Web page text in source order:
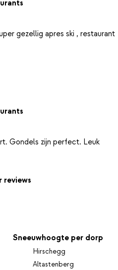
gezellig apres ski , restaurant
Gondels zijn perfect. Leuk
reviews
Sneeuwhoogte per dorp
Hirschegg
Altastenberg